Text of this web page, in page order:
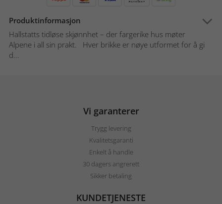
Produktinformasjon
Hallstatts tidløse skjønnhet – der fargerike hus møter
Alpene i all sin prakt. Hver brikke er nøye utformet for å gi
d...
Vi garanterer
Trygg levering
Kvalitetsgaranti
Enkelt å handle
30 dagers angrerett
Sikker betaling
KUNDETJENESTE